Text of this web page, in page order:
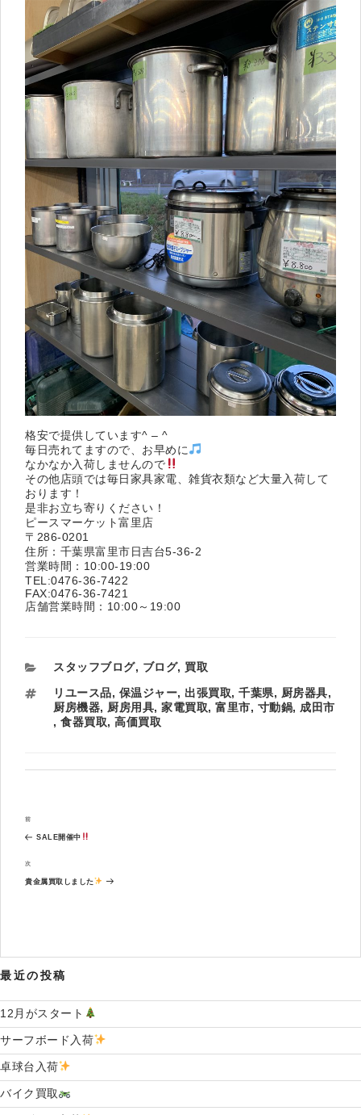
格安で提供しています^ – ^
毎日売れてますので、お早めに
なかなか入荷しませんので
その他店頭では毎日家具家電、雑貨衣類など大量入荷して
おります！
是非お立ち寄りください！
ピースマーケット富里店
〒286-0201
住所：千葉県富里市日吉台5-36-2
営業時間：10:00-19:00
TEL:0476-36-7422
FAX:0476-36-7421
店舗営業時間：10:00～19:00
カ
ゴ
リ
ー
スタッフブログ, ブログ, 買取
タ
グ
リユース品, 保温ジャー, 出張買取, 千葉県, 厨房器具,
厨房機器, 厨房用具, 家電買取, 富里市, 寸動鍋, 成田市
, 食器買取, 高価買取
稿
ナ
ゲ
ー
過
去
投
稿
前
SALE開催中
次
の
次
貴金属買取しました
最近の投稿
12月がスタート
サーフボード入荷
卓球台入荷
バイク買取